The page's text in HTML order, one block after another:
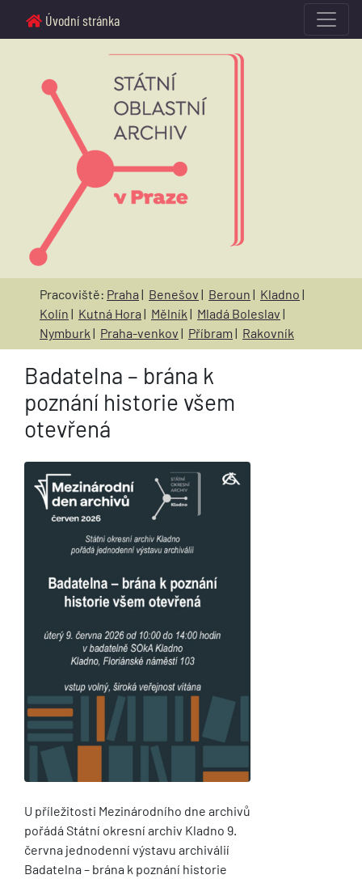
Úvodní stránka
Pracoviště: Praha | Benešov | Beroun | Kladno |
Kolín | Kutná Hora | Mělník | Mladá Boleslav |
Nymburk | Praha-venkov | Příbram | Rakovník
Badatelna – brána k
poznání historie všem
otevřená
U příležitosti Mezinárodního dne archivů
pořádá Státní okresní archiv Kladno 9.
června jednodenní výstavu archiválií
Badatelna – brána k poznání historie